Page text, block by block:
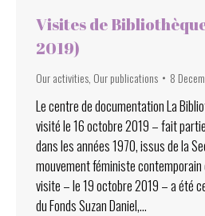
Visites de
2019)
Our activities Our publications 8
Le centre de documentation La
visité le 16 octobre 2019 – fait
dans les années 1970, issus de la
mouvement féministe contemporain
visite – le 19 octobre 2019 – a été
du Fonds Suzan Daniel,…